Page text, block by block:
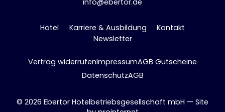
Hotel Karriere & Ausbildung
Kontakt
Newsletter
Vertrag widerrufenImpressumAGB Gutscheine
DatenschutzAGB
© 2026 Ebertor Hotelbetriebsgesellschaft mbH — Site